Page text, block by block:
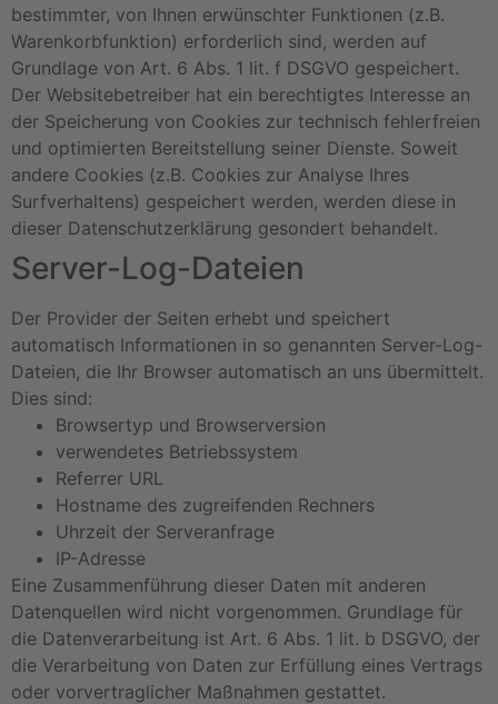
bestimmter, von Ihnen erwünschter Funktionen (z.B.
Warenkorbfunktion) erforderlich sind, werden auf
Grundlage von Art. 6 Abs. 1 lit. f DSGVO gespeichert.
Der Websitebetreiber hat ein berechtigtes Interesse an
der Speicherung von Cookies zur technisch fehlerfreien
und optimierten Bereitstellung seiner Dienste. Soweit
andere Cookies (z.B. Cookies zur Analyse Ihres
Surfverhaltens) gespeichert werden, werden diese in
dieser Datenschutzerklärung gesondert behandelt.
Server-Log-Dateien
Der Provider der Seiten erhebt und speichert
automatisch Informationen in so genannten Server-Log-
Dateien, die Ihr Browser automatisch an uns übermittelt.
Dies sind:
Browsertyp und Browserversion
verwendetes Betriebssystem
Referrer URL
Hostname des zugreifenden Rechners
Uhrzeit der Serveranfrage
IP-Adresse
Eine Zusammenführung dieser Daten mit anderen
Datenquellen wird nicht vorgenommen. Grundlage für
die Datenverarbeitung ist Art. 6 Abs. 1 lit. b DSGVO, der
die Verarbeitung von Daten zur Erfüllung eines Vertrags
oder vorvertraglicher Maßnahmen gestattet.